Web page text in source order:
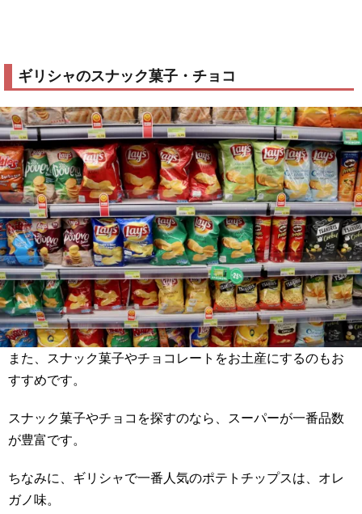
ギリシャのスナック菓子・チョコ
また、スナック菓子やチョコレートをお土産にするのもお
すすめです。
スナック菓子やチョコを探すのなら、スーパーが一番品数
が豊富です。
ちなみに、ギリシャで一番人気のポテトチップスは、オレ
ガノ味。